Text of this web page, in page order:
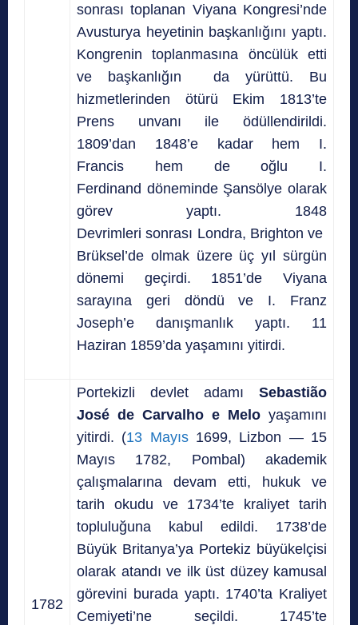
sonrası toplanan Viyana Kongresi’nde
Avusturya heyetinin başkanlığını yaptı.
Kongrenin toplanmasına öncülük etti
ve başkanlığın da yürüttü. Bu
hizmetlerinden ötürü Ekim 1813’te
Prens unvanı ile ödüllendirildi.
1809’dan 1848’e kadar hem I.
Francis hem de oğlu I.
Ferdinand döneminde Şansölye olarak
görev yaptı. 1848
Devrimleri sonrası Londra, Brighton ve
Brüksel’de olmak üzere üç yıl sürgün
dönemi geçirdi. 1851’de Viyana
sarayına geri döndü ve I. Franz
Joseph’e danışmanlık yaptı. 11
Haziran 1859’da yaşamını yitirdi.
1782
Portekizli devlet adamı Sebastião
José de Carvalho e Melo yaşamını
yitirdi. (13 Mayıs1699, Lizbon — 15
Mayıs 1782, Pombal) akademik
çalışmalarına devam etti, hukuk ve
tarih okudu ve 1734’te kraliyet tarih
topluluğuna kabul edildi. 1738’de
Büyük Britanya’ya Portekiz büyükelçisi
olarak atandı ve ilk üst düzey kamusal
görevini burada yaptı. 1740’ta Kraliyet
Cemiyeti’ne seçildi. 1745’te